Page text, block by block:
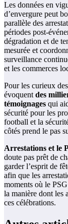
Les données en
d’envergure peut
parallèle des
périodes post-
dégradation et de
mesurée et
surveillance
et les commerces
Pour les curieux
évoquentdes
témoignages qui
sécurité pour les
football et la
côtés prend le pas
Arrestations et le
doute pas prêt de
garder l’esprit de
afin que les
moments où le
la manière dont les
ces célébrations.